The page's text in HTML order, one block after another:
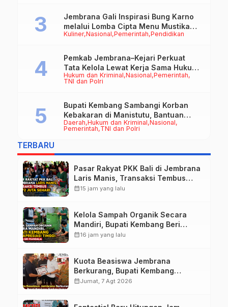
Kuliner Nasional Pemerintah Pendidikan
Jembrana Gali Inspirasi Bung Karno
melalui Lomba Cipta Menu Mustika
Rasa
Hukum dan Kriminal Nasional Pemerintah
TNI dan Polri
Pemkab Jembrana–Kejari Perkuat
Tata Kelola Lewat Kerja Sama Hukum
Datun
Daerah Hukum dan Kriminal Nasional
Pemerintah TNI dan Polri
Bupati Kembang Sambangi Korban
Kebakaran di Manistutu, Bantuan
Disalurkan untuk Ringankan Beban
TERBARU
Pasar Rakyat PKK Bali di Jembrana
Laris Manis, Transaksi Tembus
Rp.672 Juta Sehari
calendar_month15 jam yang lalu
Kelola Sampah Organik Secara
Mandiri, Bupati Kembang Beri
Apresiasi Tinggi Warga Sri
calendar_month16 jam yang lalu
Kuota Beasiswa Jembrana
Berkurang, Bupati Kembang
Siapkan Upaya Penambahan di
calendar_monthJumat, 7 Agt 2026